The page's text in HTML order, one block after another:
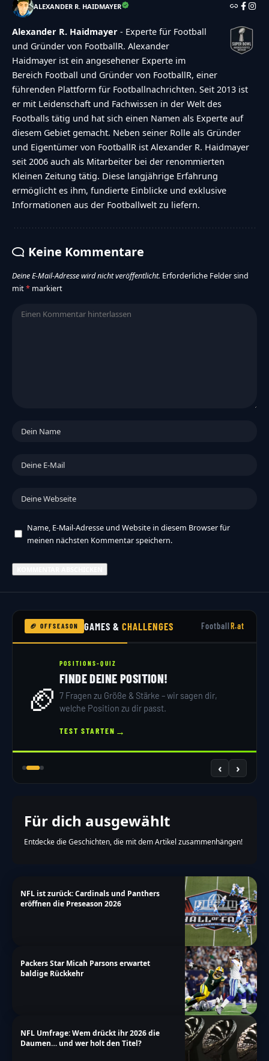
ALEXANDER R. HAIDMAYER
Alexander R. Haidmayer - Experte für Football
und Gründer von FootballR. Alexander
Haidmayer ist ein angesehener Experte im
Bereich Football und Gründer von FootballR, einer
führenden Plattform für Footballnachrichten. Seit 2013 ist
er mit Leidenschaft und Fachwissen in der Welt des
Footballs tätig und hat sich einen Namen als Experte auf
diesem Gebiet gemacht. Neben seiner Rolle als Gründer
und Eigentümer von FootballR ist Alexander R. Haidmayer
seit 2006 auch als Mitarbeiter bei der renommierten
Kleinen Zeitung tätig. Diese langjährige Erfahrung
ermöglicht es ihm, fundierte Einblicke und exklusive
Informationen aus der Footballwelt zu liefern.
Keine Kommentare
Deine E-Mail-Adresse wird nicht veröffentlicht. Erforderliche Felder sind
mit* markiert
Name, E-Mail-Adresse und Website in diesem Browser für
meinen nächsten Kommentar speichern.
🏈 OFFSEASON GAMES &CHALLENGES FootballR.at
🏈
POSITIONS-QUIZ
FINDE DEINE POSITION!
7 Fragen zu Größe & Stärke – wir sagen dir,
welche Position zu dir passt.
TEST STARTEN →
‹ ›
Für dich ausgewählt
Entdecke die Geschichten, die mit dem Artikel zusammenhängen!
NFL ist zurück: Cardinals und Panthers
eröffnen die Preseason 2026
Packers Star Micah Parsons erwartet
baldige Rückkehr
NFL Umfrage: Wem drückt ihr 2026 die
Daumen… und wer holt den Titel?